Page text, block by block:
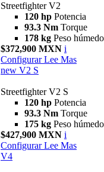
Streetfighter V2
120 hp Potencia
93.3 Nm Torque
178 kg Peso
$372,900 MXN i
Configurar Lee Mas
new V2 S
Streetfighter V2 S
120 hp Potencia
93.3 Nm Torque
175 kg Peso
$427,900 MXN i
Configurar Lee Mas
V4